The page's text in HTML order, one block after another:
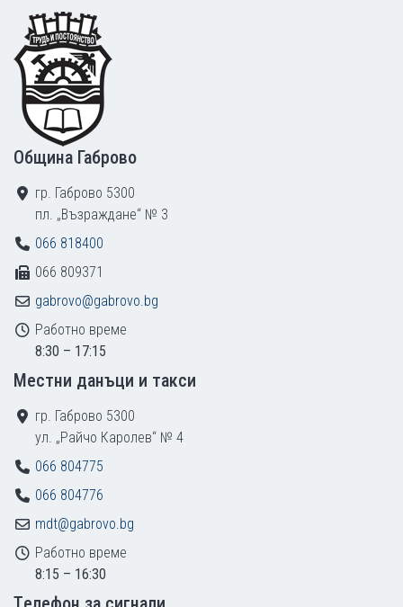
Footer
Община Габрово
гр. Габрово 5300
пл. „Възраждане“ № 3
066 818400
066 809371
gabrovo@gabrovo.bg
Работно време
8:30 – 17:15
Местни данъци и такси
гр. Габрово 5300
ул. „Райчо Каролев“ № 4
066 804775
066 804776
mdt@gabrovo.bg
Работно време
8:15 – 16:30